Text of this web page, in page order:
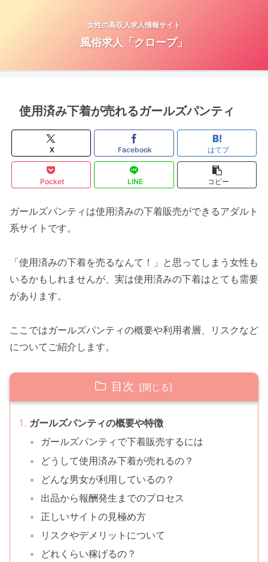
女性の高収入求人情報サイト
風俗求人「クロープ」
使用済み下着が売れるガールズパンティ
X Facebook はてブ
Pocket LINE コピー
ガールズパンティは使用済みの下着販売ができるアダルト
系サイトです。
「使用済みの下着を売るなんて！」と思ってしまう女性も
いるかもしれませんが、実は使用済みの下着はとても需要
があります。
ここではガールズパンティの概要や利用者層、リスクなど
についてご紹介します。
目次
ガールズパンティの概要や特徴
ガールズパンティで下着販売するには
どうして使用済み下着が売れるの？
どんな男女が利用しているの？
出品から報酬発生までのプロセス
正しいサイトの見極め方
リスクやデメリットについて
どれくらい稼げるの？